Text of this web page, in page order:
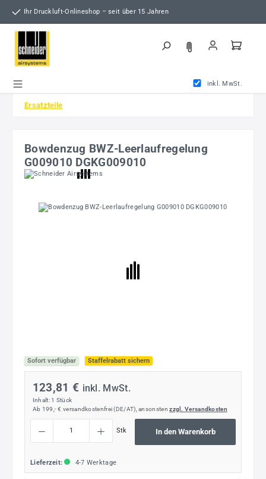
Zum Hauptinhalt springen
Ihr Druckluft-Onlineshop – seit über 15 Jahren
inkl. MwSt.
Ersatzteile
Bowdenzug BWZ-Leerlaufregelung
G009010 DGKG009010
Bildergalerie überspringen
Sofort verfügbar Staffelrabatt sichern
123,81 € inkl. MwSt.
Inhalt: 1 Stück
Ab 199,- € versandkostenfrei (DE/AT), ansonstenzzgl. Versandkosten
Stk In den Warenkorb
Lieferzeit: 4-7 Werktage